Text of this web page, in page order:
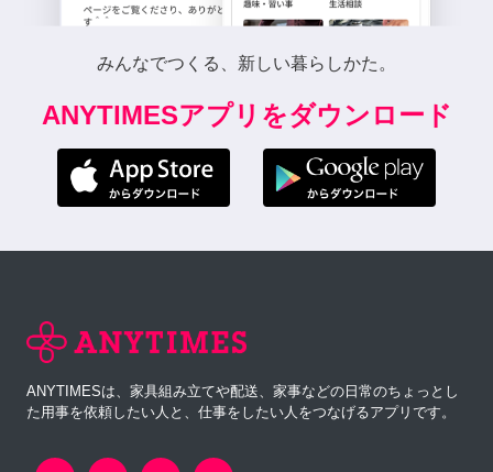
みんなでつくる、新しい暮らしかた。
ANYTIMESアプリをダウンロード
ANYTIMESは、家具組み立てや配送、家事などの日常のちょっとし
た用事を依頼したい人と、仕事をしたい人をつなげるアプリです。